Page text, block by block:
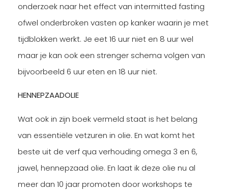
onderzoek naar het effect van intermitted fasting
ofwel onderbroken vasten op kanker waarin je met
tijdblokken werkt. Je eet 16 uur niet en 8 uur wel
maar je kan ook een strenger schema volgen van
bijvoorbeeld 6 uur eten en 18 uur niet.
HENNEPZAADOLIE
Wat ook in zijn boek vermeld staat is het belang
van essentiële vetzuren in olie. En wat komt het
beste uit de verf qua verhouding omega 3 en 6,
jawel, hennepzaad olie. En laat ik deze olie nu al
meer dan 10 jaar promoten door workshops te